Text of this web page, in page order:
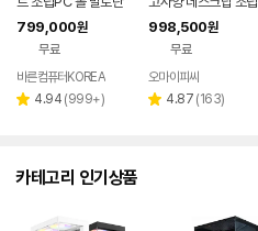
트 오버워치 배그 바른
컴퓨터 본체 풀세트F1
799,000원
무료
바른컴퓨터KOREA
별 4.94 리
(999+)
식 본체 피씨 조립컴 롤
견적 NX1
998,500원
무료
오마이피씨
별 4.87 리
(163)
카테고리 인기상품